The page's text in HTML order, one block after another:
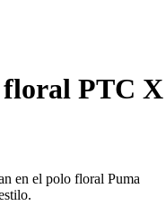
floral PTC X
en el polo floral Puma